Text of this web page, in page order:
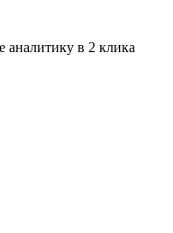
аналитику в 2 клика